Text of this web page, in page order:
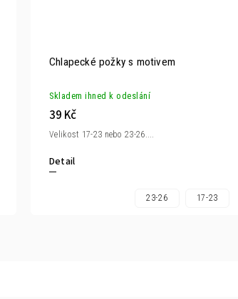
Chlapecké požky s motivem
Skladem ihned k odeslání
39 Kč
Detail
Velikost 17-23 nebo 23-26....
23-26 17-23